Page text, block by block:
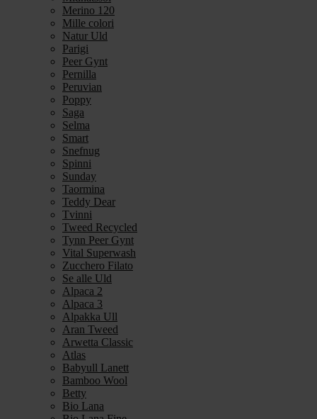
Merino 120
Mille colori
Natur Uld
Parigi
Peer Gynt
Pernilla
Peruvian
Poppy
Saga
Selma
Smart
Snefnug
Spinni
Sunday
Taormina
Teddy Dear
Tvinni
Tweed Recycled
Tynn Peer Gynt
Vital Superwash
Zucchero Filato
Se alle Uld
Alpaca 2
Alpaca 3
Alpakka Ull
Aran Tweed
Arwetta Classic
Atlas
Babyull Lanett
Bamboo Wool
Betty
Bio Lana